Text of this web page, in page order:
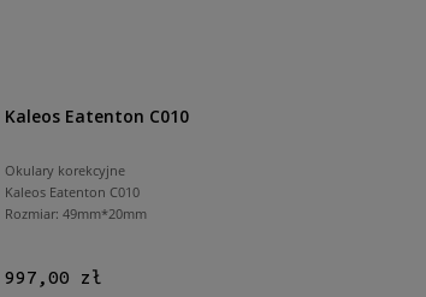
Kaleos Eatenton C010
Okulary korekcyjne
Kaleos Eatenton C010
Rozmiar: 49mm*20mm
997,00 zł